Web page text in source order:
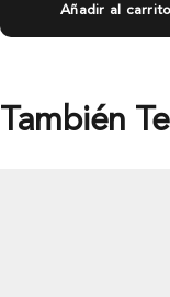
Añadir al carrito
También